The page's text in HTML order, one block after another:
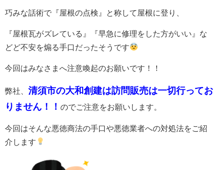
巧みな話術で『屋根の点検』と称して屋根に登り、
『屋根瓦がズレている』『早急に修理をした方がいい』な
どど不安を煽る手口だったそうです
今回はみなさまへ注意喚起のお願いです！！
弊社、 清須市の大和創建は訪問販売は一切行ってお
りません！！ のでご注意をお願いします。
今回はそんな悪徳商法の手口や悪徳業者への対処法をご紹
介します